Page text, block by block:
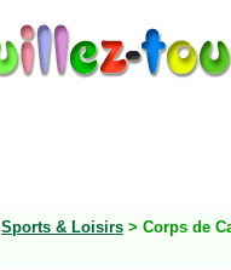
Sports & Loisirs > Corps de